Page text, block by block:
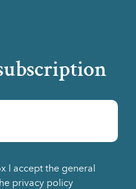
I accept the general
privacy policy